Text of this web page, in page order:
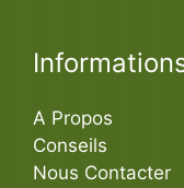
A Propos
Conseils
Nous Contacter